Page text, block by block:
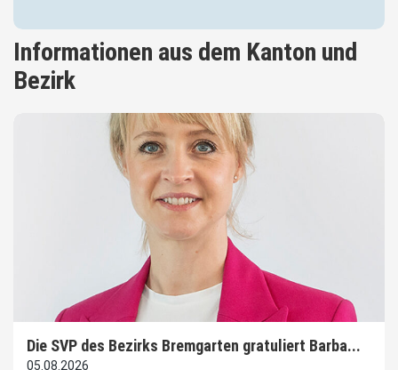
Informationen aus dem Kanton und
Bezirk
Die SVP des Bezirks Bremgarten gratuliert Barba...
05.08.2026